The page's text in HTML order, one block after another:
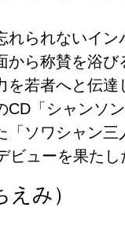
れられないイ
から称賛を浴
を若者へと伝
CD「シャンソ
「ソワシャン
ビューを果たし
み）